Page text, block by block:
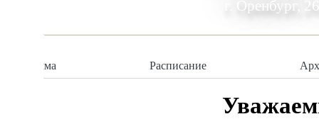
Программа Расписание